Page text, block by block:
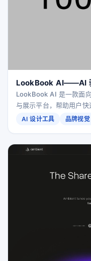
LookBook AI——AI
LookBook AI 是一款面
与展示平台，帮助用户
素材与品牌页面，大幅
AI 设计工具 品牌视觉